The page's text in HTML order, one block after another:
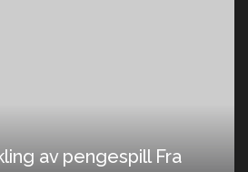
av pengespill Fra